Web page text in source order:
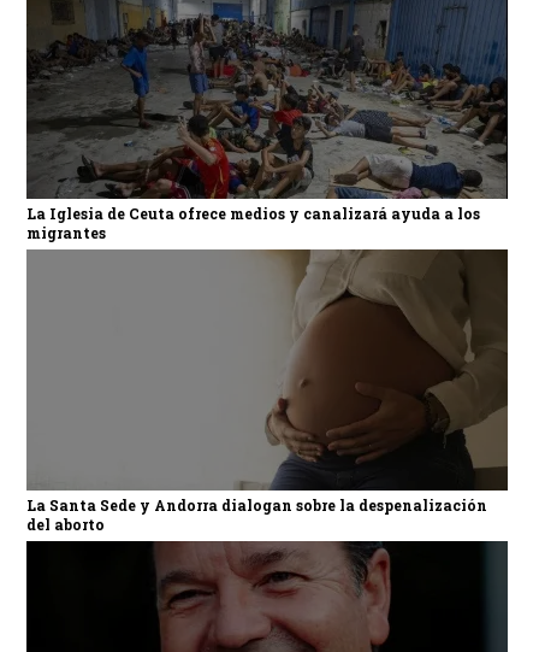
La Iglesia de Ceuta ofrece medios y canalizará ayuda a los
migrantes
La Santa Sede y Andorra dialogan sobre la despenalización
del aborto